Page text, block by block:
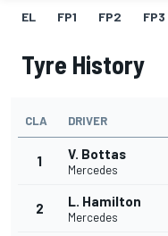
EL FP1 FP2 FP3
Tyre History
CLA DRIVER
1 V. Bottas
Mercedes
2 L. Hamilton
Mercedes